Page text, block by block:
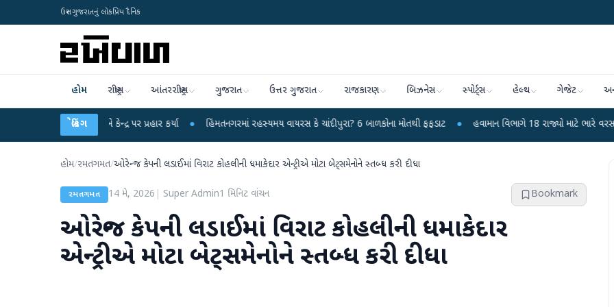
ઉત્તર ગુજરાતનું લોકપ્રિય દૈનિક
હોમ રાષ્ટ્રીય આંતરરાષ્ટ્રીય ગુજરાત ઉત્તર ગુજરાત રાજકારણ બિઝનેસ સ્પોર્ટ્સ હેલ્થ ગેજેટ
બ્રેકિંગ
ગાંધીએ કેન્દ્ર પર પ્રહાર કર્યા ● હિંમતનગરમાં રહસ્યમય વાયરસ કે ચાંદીપુરા? 6 બાળકોના મોતથી ફફડાટ ● હવામાન વિભાગે 18 રાજ્યો માટે ભારે વરસાદની ચેતવણી
હોમ/રમતગમત/ઓરેન્જ કેપની લડાઈમાં વિરાટ કોહલીની ધમાકેદાર એન્ટ્રીએ મોટા બેટ્સમેનોને સ્તબ્ધ કરી દીધા
રમતગમત 14 મે, 2026 Super Admin1 મિનિટ વાંચન Bookmark
ઓરેન્જ કેપની લડાઈમાં વિરાટ કોહલીની ધમાકેદાર
એન્ટ્રીએ મોટા બેટ્સમેનોને સ્તબ્ધ કરી દીધા